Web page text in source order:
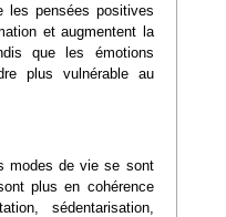
les pensées positives
et augmentent la
que les émotions
plus vulnérable au
modes de vie se sont
plus en cohérence
sédentarisation,